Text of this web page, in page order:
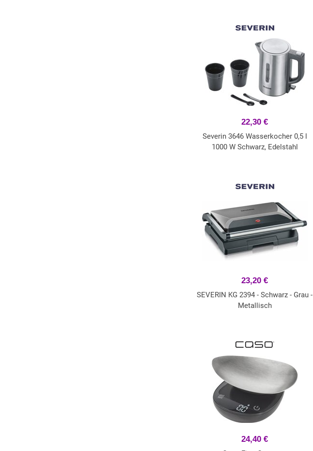
22,30 €
Severin 3646 Wasserkocher 0,5 l
1000 W Schwarz, Edelstahl
23,20 €
SEVERIN KG 2394 - Schwarz - Grau -
Metallisch
24,40 €